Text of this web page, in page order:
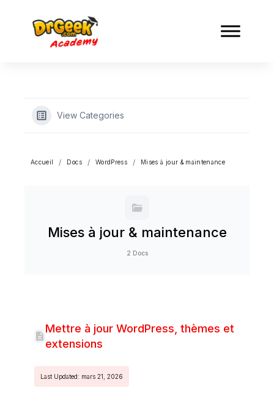
View Categories
Accueil Docs WordPress Mises à jour & maintenance
Mises à jour & maintenance
2 Docs
Mettre à jour WordPress, thèmes et
extensions
Last Updated: mars 21, 2026